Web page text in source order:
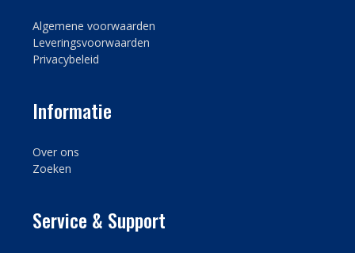
Algemene voorwaarden
Leveringsvoorwaarden
Privacybeleid
Informatie
Over ons
Zoeken
Service & Support